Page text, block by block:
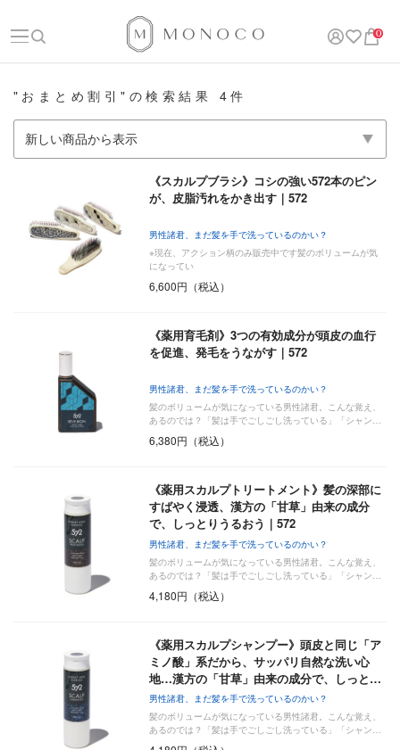
0
"おまとめ割引"の検索結果 4件
《スカルプブラシ》コシの強い572本のピン
が、皮脂汚れをかき出す｜572
男性諸君、まだ髪を手で洗っているのかい？
※現在、アクション柄のみ販売中です髪のボリュームが気
になってい
6,600円（税込）
《薬用育毛剤》3つの有効成分が頭皮の血行
を促進、発毛をうながす｜572
男性諸君、まだ髪を手で洗っているのかい？
髪のボリュームが気になっている男性諸君。こんな覚え、
あるのでは？「髪は手でごしごし洗っている」「シャン…
6,380円（税込）
《薬用スカルプトリートメント》髪の深部に
すばやく浸透、漢方の「甘草」由来の成分
で、しっとりうるおう｜572
男性諸君、まだ髪を手で洗っているのかい？
髪のボリュームが気になっている男性諸君。こんな覚え、
あるのでは？「髪は手でごしごし洗っている」「シャン…
4,180円（税込）
《薬用スカルプシャンプー》頭皮と同じ「ア
ミノ酸」系だから、サッパリ自然な洗い心
地…漢方の「甘草」由来の成分で、しっと…
男性諸君、まだ髪を手で洗っているのかい？
髪のボリュームが気になっている男性諸君。こんな覚え、
あるのでは？「髪は手でごしごし洗っている」「シャン…